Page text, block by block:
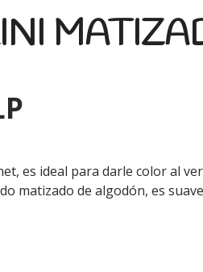
es ideal para darle color al
matizado de algodón, es